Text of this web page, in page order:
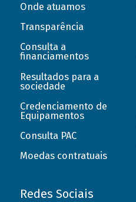
Onde atuamos
Transparência
Consulta a
financiamentos
Resultados para a
sociedade
Credenciamento de
Equipamentos
Consulta PAC
Moedas contratuais
Redes Sociais